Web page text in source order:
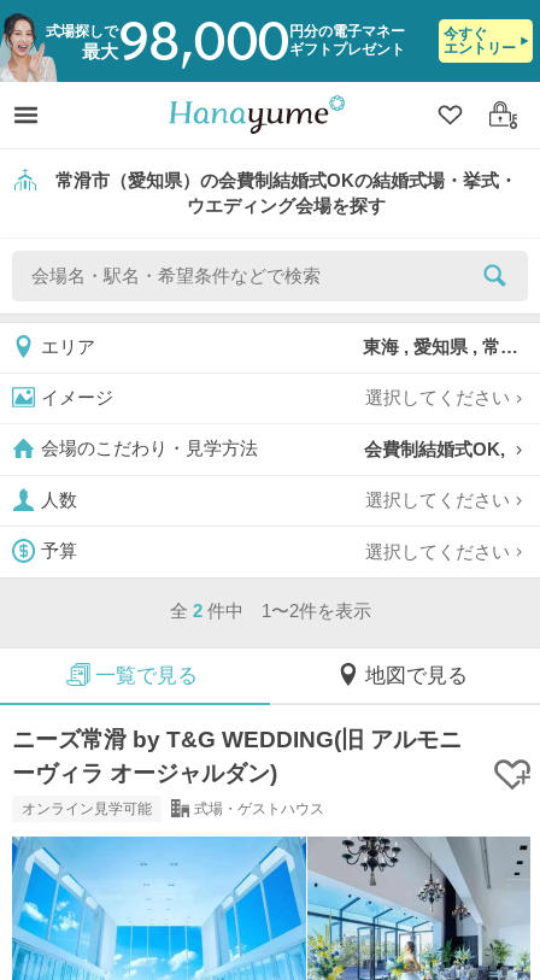
式場探しで
最大98,000 円分の電子マネー
ギフトプレゼント
今すぐ
エントリー
クリップ
ログ
常滑市（愛知県）の会費制結婚式OKの結婚式場・挙式・
ウエディング会場を探す
エリア 東海 , 愛知県 , 常滑市
イメージ 選択してください
会場のこだわり・見学方法 会費制結婚式OK,
人数 選択してください
予算 選択してください
全 2 件中 1〜2件を表示
一覧で見る 地図で見る
ニーズ常滑 by T&G WEDDING(旧 アルモニ
ーヴィラ オージャルダン)
オンライン見学可能 式場・ゲストハウス